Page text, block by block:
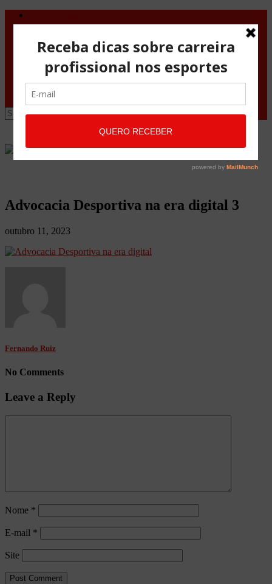
Vistos de viagem
Orientações Gerais
Fale Conosco
Advocacia Maria Pessoa
Advocacia Maria Pessoa Desportivo
Advocacia Desportiva na era digital 3
outubro 11, 2023
Fernando Ruiz
No Comments
Leave a Reply
Nome *
E-mail *
Site